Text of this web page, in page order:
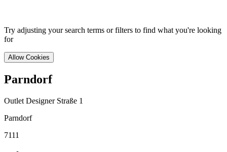
Try adjusting your search terms or filters to find what you're looking
for
Allow Cookies
Parndorf
Outlet Designer Straße 1
Parndorf
7111